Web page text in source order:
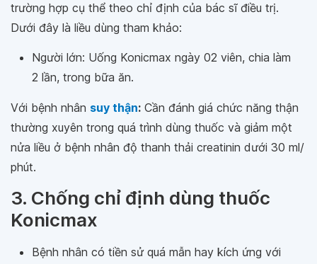
trường hợp cụ thể theo chỉ định của bác sĩ điều trị.
Dưới đây là liều dùng tham khảo:
Người lớn: Uống Konicmax ngày 02 viên, chia làm
2 lần, trong bữa ăn.
Với bệnh nhân suy thận: Cần đánh giá chức năng thận
thường xuyên trong quá trình dùng thuốc và giảm một
nửa liều ở bệnh nhân độ thanh thải creatinin dưới 30 ml/
phút.
3. Chống chỉ định dùng thuốc
Konicmax
Bệnh nhân có tiền sử quá mẫn hay kích ứng với